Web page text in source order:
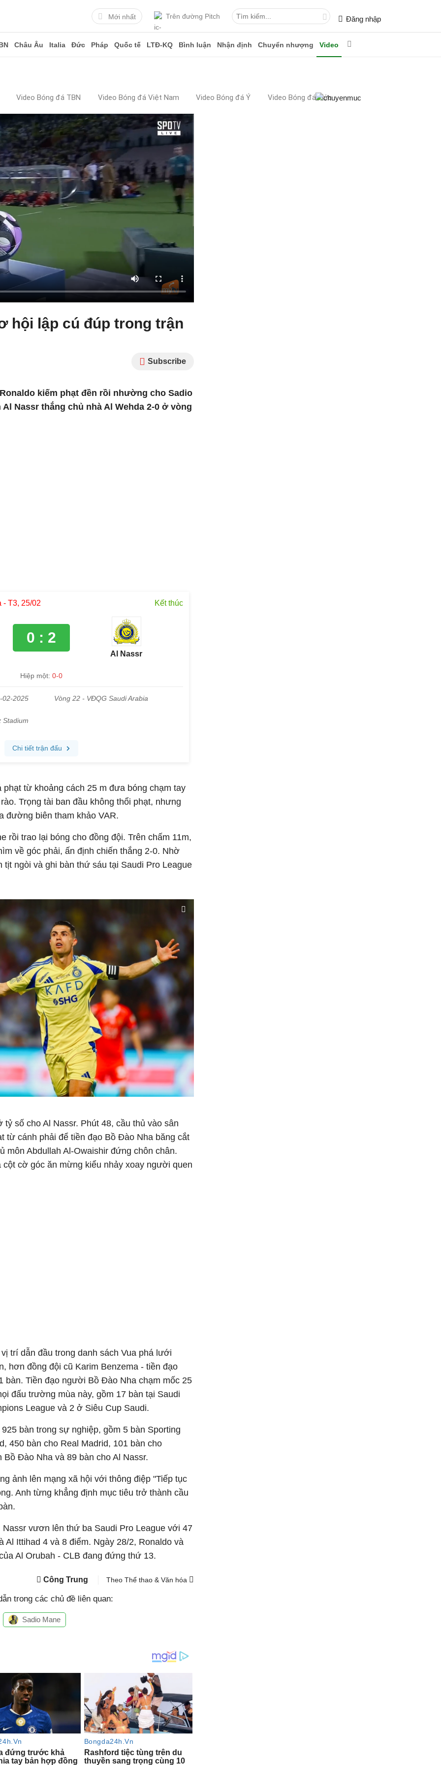
Mới nhất Trên đường Pitch Đăng nhập
Châu Âu Italia Đức Pháp Quốc tế LTĐ-KQ Bình luận Nhận định Chuyển nhượng Video
Video Bóng đá TBN Video Bóng đá Việt Nam Video Bóng đá Ý Video Bóng đá Đức
hội lập cú đúp trong trận
Subscribe
kiếm phạt đền rồi nhường cho Sadio
Nassr thắng chủ nhà Al Wehda 2-0 ở vòng
phạt từ khoảng cách 25 m đưa bóng chạm tay
Trọng tài ban đầu không thổi phạt, nhưng
đường biên tham khảo VAR.
rồi trao lại bóng cho đồng đội. Trên chấm 11m,
về góc phải, ấn định chiến thắng 2-0. Nhờ
tịt ngòi và ghi bàn thứ sáu tại Saudi Pro League
số cho Al Nassr. Phút 48, cầu thủ vào sân
từ cánh phải để tiền đạo Bồ Đào Nha băng cắt
môn Abdullah Al-Owaishir đứng chôn chân.
cột cờ góc ăn mừng kiểu nhảy xoay người quen
trí dẫn đầu trong danh sách Vua phá lưới
hơn đồng đội cũ Karim Benzema - tiền đạo
bàn. Tiền đạo người Bồ Đào Nha chạm mốc 25
đấu trường mùa này, gồm 17 bàn tại Saudi
League và 2 ở Siêu Cup Saudi.
bàn trong sự nghiệp, gồm 5 bàn Sporting
450 bàn cho Real Madrid, 101 bàn cho
Bồ Đào Nha và 89 bàn cho Al Nassr.
ảnh lên mạng xã hội với thông điệp "Tiếp tục
Anh từng khẳng định mục tiêu trở thành cầu
Nassr vươn lên thứ ba Saudi Pro League với 47
Al Ittihad 4 và 8 điểm. Ngày 28/2, Ronaldo và
Al Orubah - CLB đang đứng thứ 13.
Công Trung Theo Thể thao & Văn hóa
trong các chủ đề liên quan:
Sadio Mane